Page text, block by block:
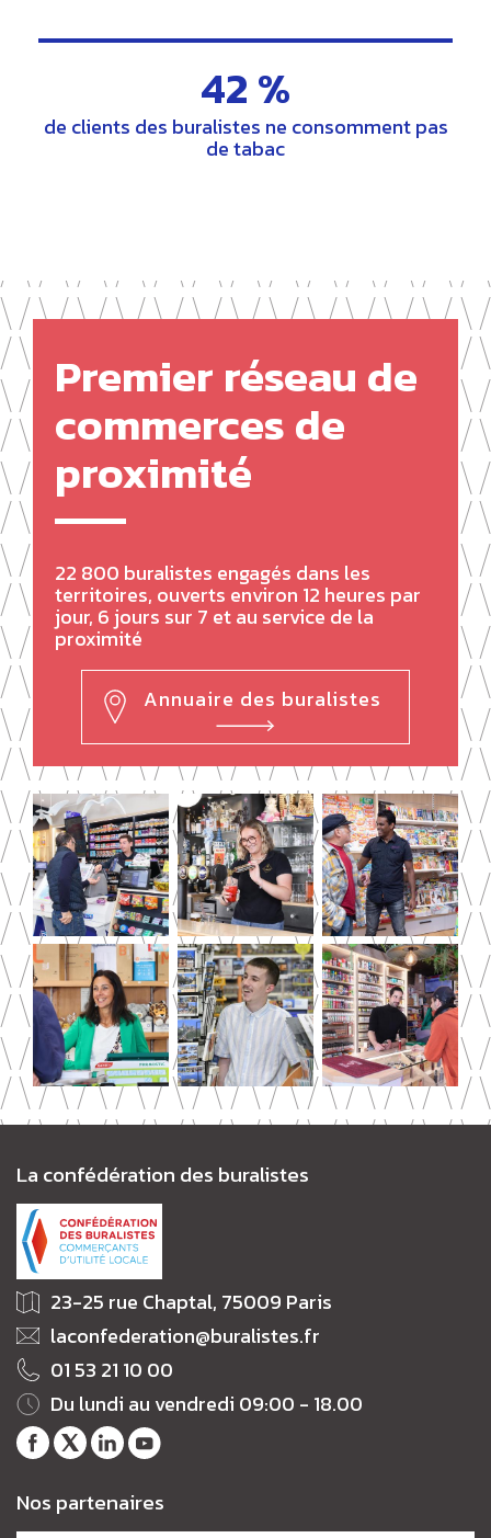
42 %
de clients des buralistes ne consomment pas
de tabac
Premier réseau de
commerces de
proximité
22 800 buralistes engagés dans les
territoires, ouverts environ 12 heures par
jour, 6 jours sur 7 et au service de la
proximité
Annuaire des buralistes
La confédération des buralistes
23-25 rue Chaptal, 75009 Paris
laconfederation@buralistes.fr
01 53 21 10 00
Du lundi au vendredi 09:00 - 18.00
Notre
Facebook
TwitterLinkedIn
Youtube
Nos partenaires